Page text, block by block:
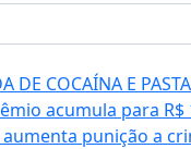
DE COCAÍNA E
acumula para R$
aumenta punição a